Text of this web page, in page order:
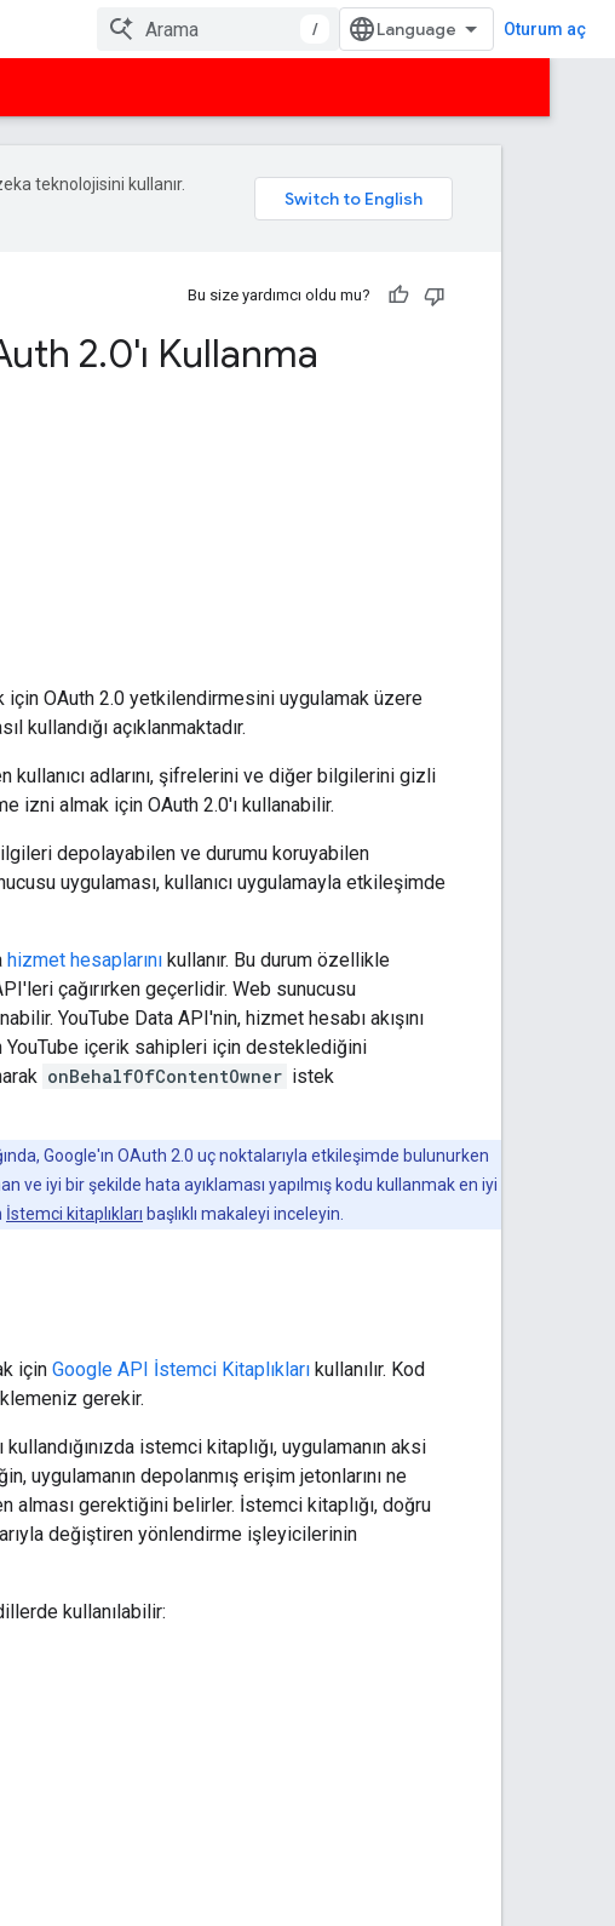
/ Oturum aç
teknolojisini kullanır.
Bu size yardımcı oldu mu?
2.0'ı Kullanma
için OAuth 2.0 yetkilendirmesini uygulamak üzere
kullandığı açıklanmaktadır.
kullanıcı adlarını, şifrelerini ve diğer bilgilerini gizli
izni almak için OAuth 2.0'ı kullanabilir.
depolayabilen ve durumu koruyabilen
uygulaması, kullanıcı uygulamayla etkileşimde
hizmet hesaplarını kullanır. Bu durum özellikle
çağırırken geçerlidir. Web sunucusu
YouTube Data API'nin, hizmet hesabı akışını
YouTube içerik sahipleri için desteklediğini
onBehalfOfContentOwner istek
Google'ın OAuth 2.0 uç noktalarıyla etkileşimde bulunurken
ve iyi bir şekilde hata ayıklaması yapılmış kodu kullanmak en iyi
İstemci kitaplıkları başlıklı makaleyi inceleyin.
için Google API İstemci Kitaplıkları kullanılır. Kod
gerekir.
istemci kitaplığı, uygulamanın aksi
uygulamanın depolanmış erişim jetonlarını ne
alması gerektiğini belirler. İstemci kitaplığı, doğru
değiştiren yönlendirme işleyicilerinin
kullanılabilir: